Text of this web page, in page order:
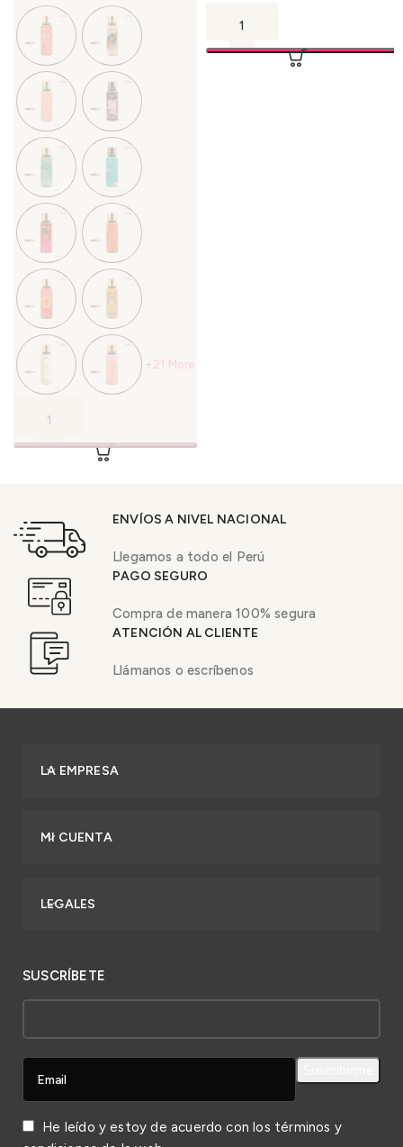
+21 More
ENVÍOS A NIVEL NACIONAL
Llegamos a todo el Perú
PAGO SEGURO
Compra de manera 100% segura
ATENCIÓN AL CLIENTE
Llámanos o escríbenos
LA EMPRESA
MI CUENTA
LEGALES
SUSCRÍBETE
He leído y estoy de acuerdo con los términos y